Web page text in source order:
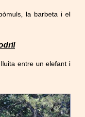
la barbeta i el
entre un elefant i